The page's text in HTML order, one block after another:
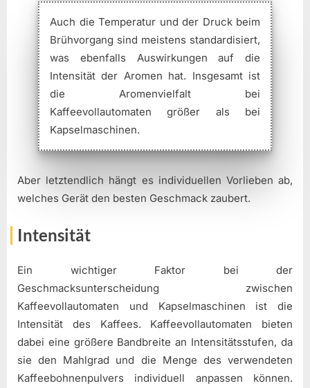
Auch die Temperatur und der Druck beim
Brühvorgang sind meistens standardisiert,
was ebenfalls Auswirkungen auf die
Intensität der Aromen hat. Insgesamt ist
die Aromenvielfalt bei
Kaffeevollautomaten größer als bei
Kapselmaschinen.
Aber letztendlich hängt es individuellen Vorlieben ab,
welches Gerät den besten Geschmack zaubert.
Intensität
Ein wichtiger Faktor bei der
Geschmacksunterscheidung zwischen
Kaffeevollautomaten und Kapselmaschinen ist die
Intensität des Kaffees. Kaffeevollautomaten bieten
dabei eine größere Bandbreite an Intensitätsstufen, da
sie den Mahlgrad und die Menge des verwendeten
Kaffeebohnenpulvers individuell anpassen können.